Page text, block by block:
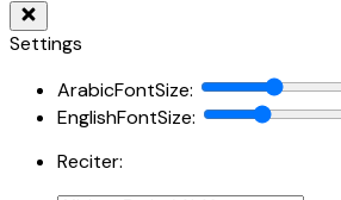
Settings
ArabicFontSize:
EnglishFontSize:
Reciter: